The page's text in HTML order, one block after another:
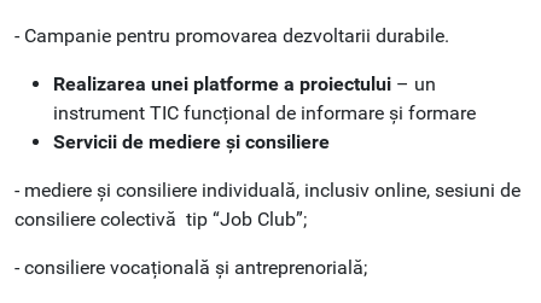
- Campanie pentru promovarea dezvoltarii durabile.
Realizarea unei platforme a proiectului – un
instrument TIC funcțional de informare și formare
Servicii de mediere și consiliere
- mediere și consiliere individuală, inclusiv online, sesiuni de
consiliere colectivă tip “Job Club”;
- consiliere vocațională și antreprenorială;